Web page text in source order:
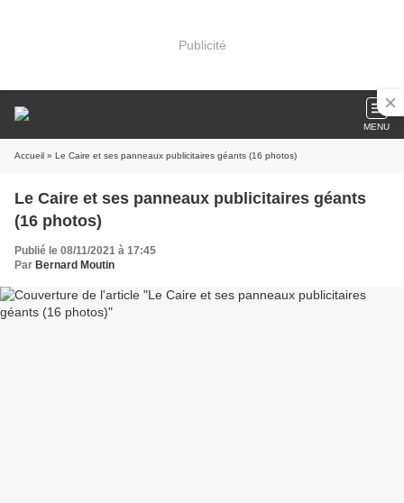
Publicité
MENU
Accueil » Le Caire et ses panneaux publicitaires géants (16 photos)
Le Caire et ses panneaux publicitaires géants
(16 photos)
Publié le 08/11/2021 à 17:45
Par Bernard Moutin